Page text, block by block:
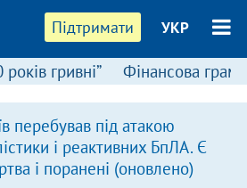
Підтримати УКР
років гривні” Фінансова
перебував під атакою
і реактивних БпЛА. Є
і поранені (оновлено)